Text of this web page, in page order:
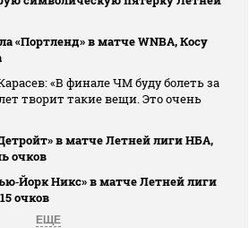
«Портленд» в матче WNBA, Косу
«В финале ЧМ буду болеть за
творит такие вещи. Это очень
в матче Летней лиги НБА,
очков
Никс» в матче Летней лиги
очков
ЕЩЕ